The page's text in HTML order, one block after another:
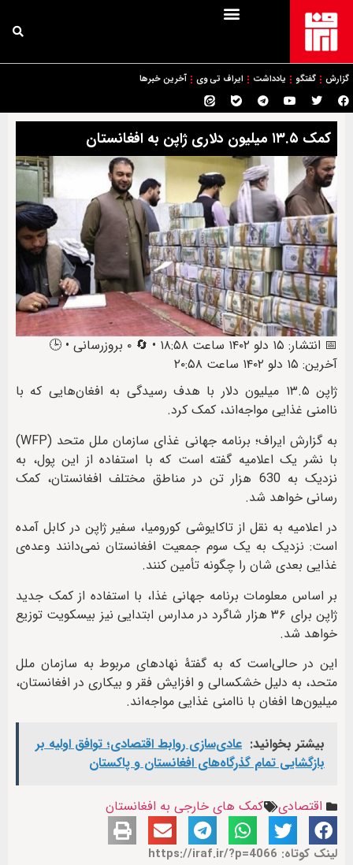
گزارش گفتگو یادداشت ایراف تی وی آخرین خبرها
کمک ۱۳.۵ میلیون دلاری ژاپن به افغانستان
📅 انتشار: ۱۵ دلو ۱۴۰۲ ساعت ۱۸:۵۸ • 🔄 ۰ بروزرسانی • 🕒
آخرین: ۱۵ دلو ۱۴۰۲ ساعت ۲۰:۵۸
ژاپن ۱۳.۵ میلیون دلار با هدف رسیدگی به افغان‌هایی که با
ناامنی غذایی مواجه‌اند، کمک کرد.
به گزارش ایراف؛ برنامه‌ جهانی غذای سازمان ملل متحد (WFP)
با نشر یک اعلامیه گفته است که با استفاده از این پول، به
نزدیک به 630 هزار تن در مناطق مختلف افغانستان، کمک
رسانی خواهد شد.
در اعلامیه به نقل از تاکایوشی کورومیا، سفیر ژاپن در کابل آمده
است: نزدیک به یک سوم جمعیت افغانستان نمی‌دانند وعده‌ی
غذایی بعدی ‌شان را چگونه تأمین کنند.
بر اساس معلومات برنامه‌ جهانی غذا، با استفاده از کمک جدید
ژاپن برای ۳۶ هزار شاگرد در مدارس ابتدایی نیز بیسکویت توزیع
خواهد شد.
این در حالی‌است که به گفتۀ نهادهای مربوط به سازمان ملل
متحد، به دلیل خشکسالی و افزایش فقر و بیکاری در افغانستان،
میلیون‌ها افغان با ناامنی غذایی مواجه‌اند.
بیشتر بخوانید: عادی‌سازی روابط اقتصادی؛ توافق اولیه بر
بازگشایی تمام گذرگاه‌های افغانستان و پاکستان
اقتصادی کمک های خارجی به افغانستان
لینک کوتاه: https://iraf.ir/?p=4066